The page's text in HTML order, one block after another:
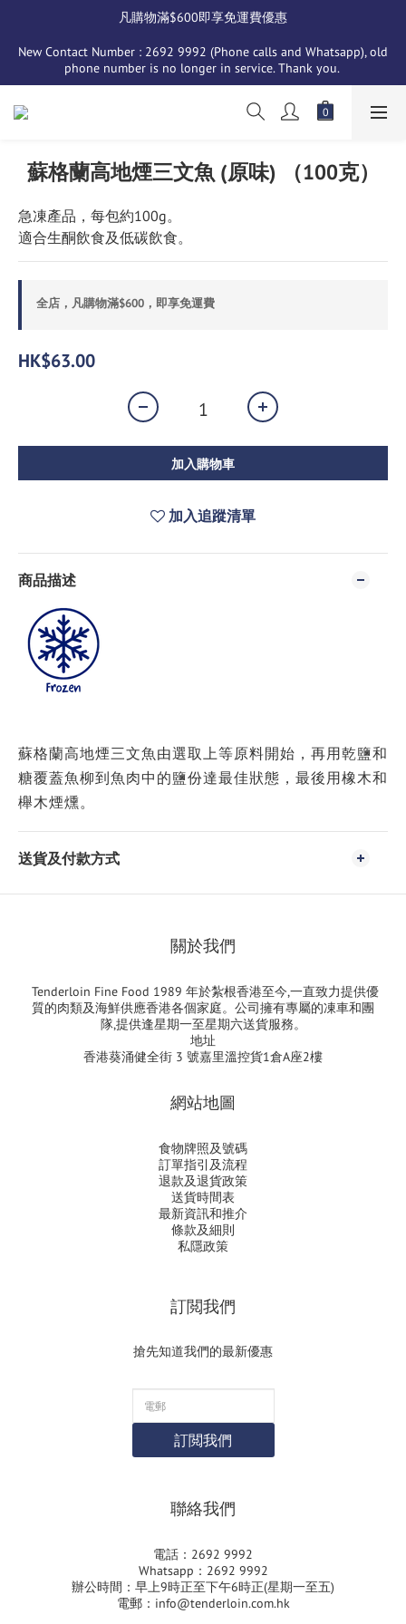
凡購物滿$600即享免運費優惠
New Contact Number : 2692 9992 (Phone calls and Whatsapp), old
phone number is no longer in service. Thank you.
蘇格蘭高地煙三文魚 (原味) （100克）
急凍產品，每包約100g。
適合生酮飲食及低碳飲食。
全店，凡購物滿$600，即享免運費
HK$63.00
加入購物車
加入追蹤清單
商品描述
蘇格蘭高地煙三文魚由選取上等原料開始，再用乾鹽和
糖覆蓋魚柳到魚肉中的鹽份達最佳狀態，最後用橡木和
櫸木煙燻。
送貨及付款方式
關於我們
Tenderloin Fine Food 1989 年於紮根香港至今,一直致力提供優
質的肉類及海鮮供應香港各個家庭。公司擁有專屬的凍車和團
隊,提供逢星期一至星期六送貨服務。
地址
香港葵涌健全街 3 號嘉里溫控貨1倉A座2樓
網站地圖
食物牌照及號碼
訂單指引及流程
退款及退貨政策
送貨時間表
最新資訊和推介
條款及細則
私隱政策
訂閲我們
搶先知道我們的最新優惠
訂閲我們
聯絡我們
電話：2692 9992
Whatsapp：2692 9992
辦公時間：早上9時正至下午6時正(星期一至五)
電郵：info@tenderloin.com.hk